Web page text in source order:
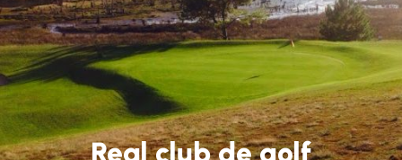
Real club de golf